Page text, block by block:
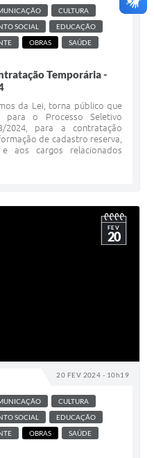
CULTURA
SOCIAL
EDUCAÇÃO
OBRAS
SAÚDE
Temporária -
da Lei, torna público que
para o Processo Seletivo
2024, para a contratação
de cadastro reserva,
aos cargos relacionados
20 FEV 2024 - 10h19
FEV
20
CULTURA
SOCIAL
EDUCAÇÃO
OBRAS
SAÚDE